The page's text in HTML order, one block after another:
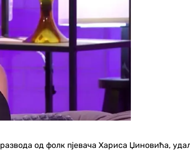
од фолк пјевача Хариса Џиновића,